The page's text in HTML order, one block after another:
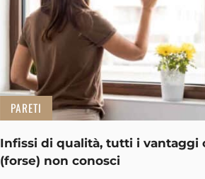
PARETI
Infissi di qualità, tutti i vantaggi
(forse) non conosci